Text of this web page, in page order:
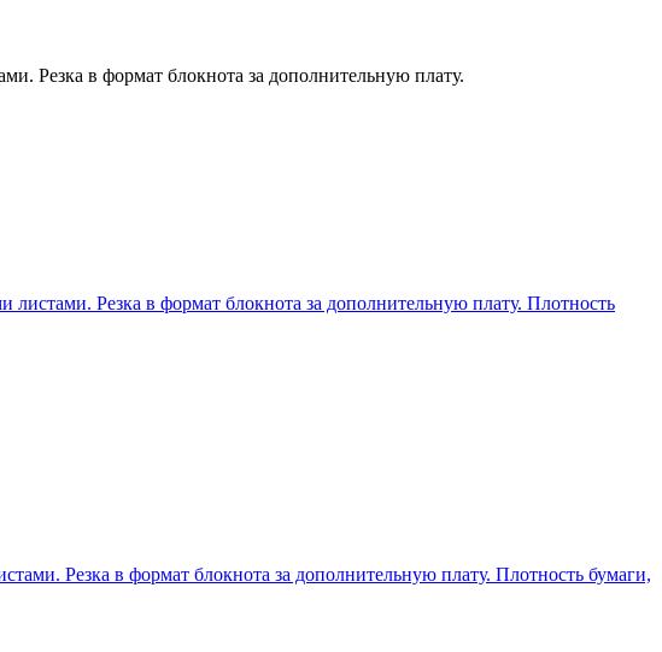
Резка в формат блокнота за дополнительную плату.
Резка в формат блокнота за дополнительную плату. Плотность
Резка в формат блокнота за дополнительную плату. Плотность бумаги,